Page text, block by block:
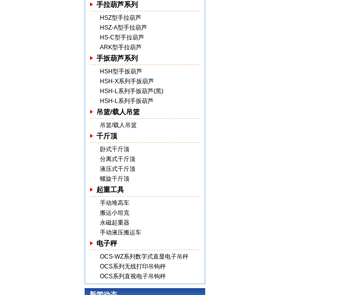
手拉葫芦系列
HSZ型手拉葫芦
HSZ-A型手拉葫芦
HS-C型手拉葫芦
ARK型手拉葫芦
手扳葫芦系列
HSH型手扳葫芦
HSH-X系列手扳葫芦
HSH-L系列手扳葫芦(黑)
HSH-L系列手扳葫芦
吊篮/载人吊篮
吊篮/载人吊篮
千斤顶
卧式千斤顶
分离式千斤顶
液压式千斤顶
螺旋千斤顶
起重工具
手动堆高车
搬运小坦克
永磁起重器
手动液压搬运车
电子秤
OCS-WZ系列数字式直显电子吊秤
OCS系列无线打印吊钩秤
OCS系列直视电子吊钩秤